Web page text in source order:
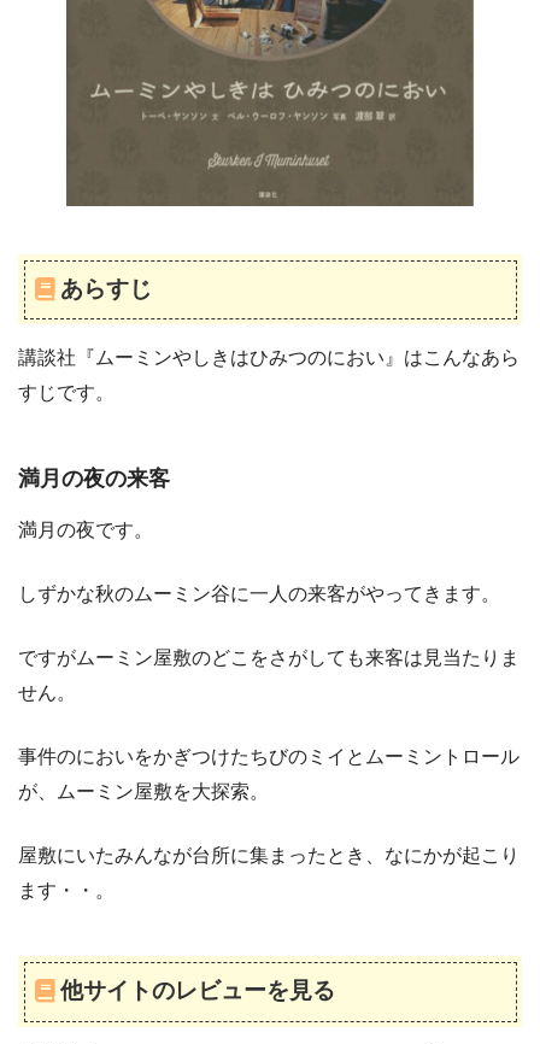
あらすじ
講談社『ムーミンやしきはひみつのにおい』はこんなあら
すじです。
満月の夜の来客
満月の夜です。
しずかな秋のムーミン谷に一人の来客がやってきます。
ですがムーミン屋敷のどこをさがしても来客は見当たりま
せん。
事件のにおいをかぎつけたちびのミイとムーミントロール
が、ムーミン屋敷を大探索。
屋敷にいたみんなが台所に集まったとき、なにかが起こり
ます・・。
他サイトのレビューを見る